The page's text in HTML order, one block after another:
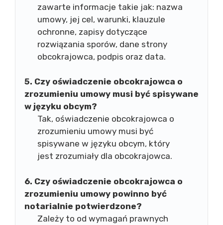
zawarte informacje takie jak: nazwa
umowy, jej cel, warunki, klauzule
ochronne, zapisy dotyczące
rozwiązania sporów, dane strony
obcokrajowca, podpis oraz data.
5. Czy oświadczenie obcokrajowca o
zrozumieniu umowy musi być spisywane
w języku obcym?
Tak, oświadczenie obcokrajowca o
zrozumieniu umowy musi być
spisywane w języku obcym, który
jest zrozumiały dla obcokrajowca.
6. Czy oświadczenie obcokrajowca o
zrozumieniu umowy powinno być
notarialnie potwierdzone?
Zależy to od wymagań prawnych